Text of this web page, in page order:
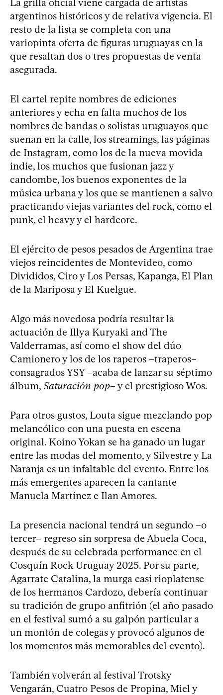
argentinos históricos y de relativa vigencia. El
resto de la lista se completa con una
variopinta oferta de figuras uruguayas en la
que resaltan dos o tres propuestas de venta
asegurada.
El cartel repite nombres de ediciones
anteriores y echa en falta muchos de los
nombres de bandas o solistas uruguayos que
suenan en la calle, los streamings, las páginas
de Instagram, como los de la nueva movida
indie, los muchos que fusionan jazz y
candombe, los buenos exponentes de la
música urbana y los que se mantienen a salvo
practicando viejas variantes del rock, como el
punk, el heavy y el hardcore.
El ejército de pesos pesados de Argentina trae
viejos reincidentes de Montevideo, como
Divididos, Ciro y Los Persas, Kapanga, El Plan
de la Mariposa y El Kuelgue.
Algo más novedosa podría resultar la
actuación de Illya Kuryaki and The
Valderramas, así como el show del dúo
Camionero y los de los raperos –traperos–
consagrados YSY –acaba de lanzar su séptimo
álbum, Saturación pop– y el prestigioso Wos.
Para otros gustos, Louta sigue mezclando pop
melancólico con una puesta en escena
original. Koino Yokan se ha ganado un lugar
entre las modas del momento, y Silvestre y La
Naranja es un infaltable del evento. Entre los
más emergentes aparecen la cantante
Manuela Martínez e Ilan Amores.
La presencia nacional tendrá un segundo –o
tercer– regreso sin sorpresa de Abuela Coca,
después de su celebrada performance en el
Cosquín Rock Uruguay 2025. Por su parte,
Agarrate Catalina, la murga casi rioplatense
de los hermanos Cardozo, debería continuar
su tradición de grupo anfitrión (el año pasado
en el festival sumó a su galpón particular a
un montón de colegas y provocó algunos de
los momentos más memorables del evento).
También volverán al festival Trotsky
Vengarán, Cuatro Pesos de Propina, Miel y